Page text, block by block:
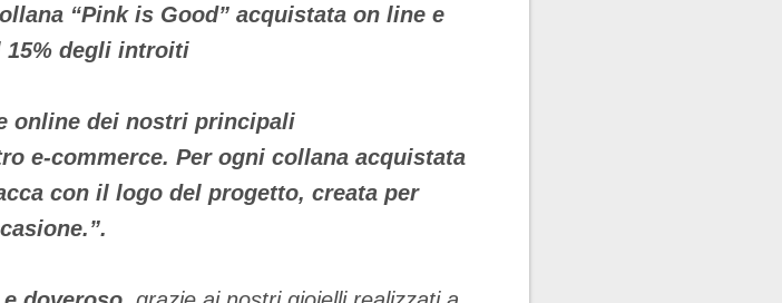
“Pink is Good” acquistata on line e
15% degli introiti
online dei nostri principali
e-commerce. Per ogni collana acquistata
con il logo del progetto, creata per